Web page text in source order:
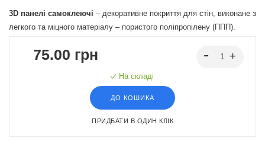
3D панелі самоклеючі – декоративне покриття для стін, виконане з
легкого та міцного матеріалу – пористого поліпропілену (ППП).
широкому різноманітті кольорів та наявність клейового шару, що
75.00 грн
На складі
ДО КОШИКА
ПРИДБАТИ В ОДИН КЛІК